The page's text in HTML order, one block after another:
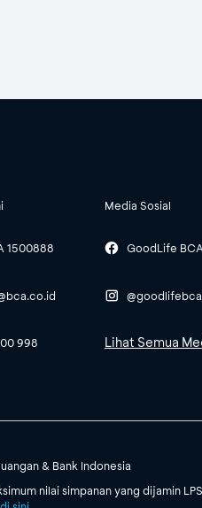
1500888
998
Media Sosial
GoodLife BCA
@goodlifebca
Lihat Semua
& Bank Indonesia
nilai simpanan yang dijamin